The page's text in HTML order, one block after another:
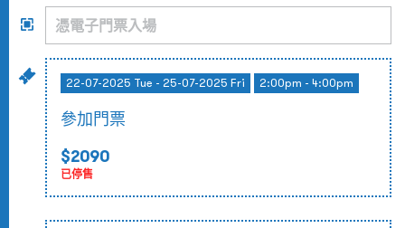
22-07-2025 Tue - 25-07-2025 Fri 2:00pm - 4:00pm
參加門票
$2090
已停售